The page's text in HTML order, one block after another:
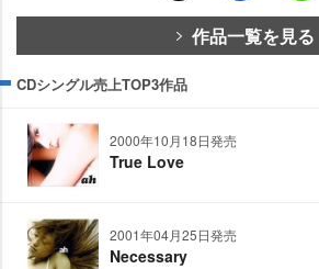
作品一覧を見る
CDシングル売上TOP3作品
2000年10月18日発売
True Love
2001年04月25日発売
Necessary